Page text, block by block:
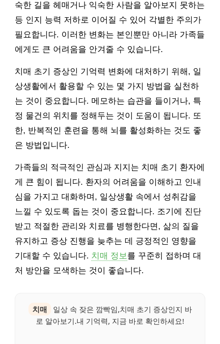
숙한 길을 헤매거나 익숙한 사람을 알아보지 못하는
등 인지 능력 저하로 이어질 수 있어 각별한 주의가
필요합니다. 이러한 변화는 본인뿐만 아니라 가족들
에게도 큰 어려움을 안겨줄 수 있습니다.
치매 초기 증상인 기억력 변화에 대처하기 위해, 일
상생활에서 활용할 수 있는 몇 가지 방법을 실천하
는 것이 중요합니다. 메모하는 습관을 들이거나, 특
정 물건의 위치를 정해두는 것이 도움이 됩니다. 또
한, 반복적인 훈련을 통해 뇌를 활성화하는 것도 좋
은 방법입니다.
가족들의 적극적인 관심과 지지는 치매 초기 환자에
게 큰 힘이 됩니다. 환자의 어려움을 이해하고 인내
심을 가지고 대화하며, 일상생활 속에서 성취감을
느낄 수 있도록 돕는 것이 중요합니다. 조기에 진단
받고 적절한 관리와 치료를 병행한다면, 삶의 질을
유지하고 증상 진행을 늦추는 데 긍정적인 영향을
기대할 수 있습니다. 치매 정보를 꾸준히 접하며 대
처 방안을 모색하는 것이 좋습니다.
치매
일상 속 잦은 깜빡임,치매 초기 증상인지 바
로 알아보기.내 기억력, 지금 바로 확인하세요!